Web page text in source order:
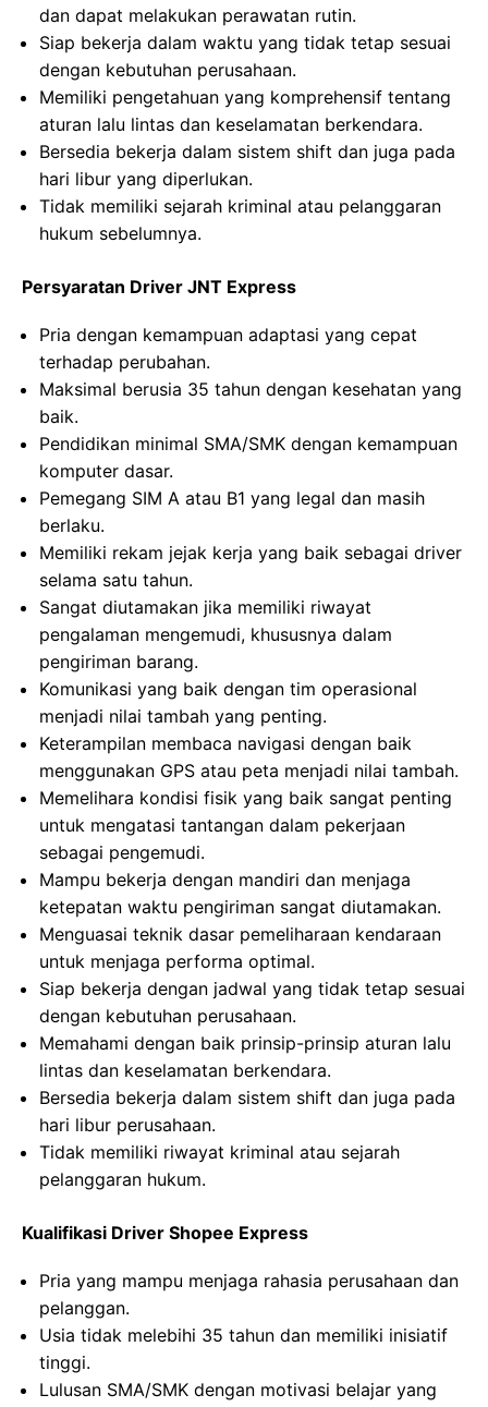
dan dapat melakukan perawatan rutin.
Siap bekerja dalam waktu yang tidak tetap sesuai
dengan kebutuhan perusahaan.
Memiliki pengetahuan yang komprehensif tentang
aturan lalu lintas dan keselamatan berkendara.
Bersedia bekerja dalam sistem shift dan juga pada
hari libur yang diperlukan.
Tidak memiliki sejarah kriminal atau pelanggaran
hukum sebelumnya.
Persyaratan Driver JNT Express
Pria dengan kemampuan adaptasi yang cepat
terhadap perubahan.
Maksimal berusia 35 tahun dengan kesehatan yang
baik.
Pendidikan minimal SMA/SMK dengan kemampuan
komputer dasar.
Pemegang SIM A atau B1 yang legal dan masih
berlaku.
Memiliki rekam jejak kerja yang baik sebagai driver
selama satu tahun.
Sangat diutamakan jika memiliki riwayat
pengalaman mengemudi, khususnya dalam
pengiriman barang.
Komunikasi yang baik dengan tim operasional
menjadi nilai tambah yang penting.
Keterampilan membaca navigasi dengan baik
menggunakan GPS atau peta menjadi nilai tambah.
Memelihara kondisi fisik yang baik sangat penting
untuk mengatasi tantangan dalam pekerjaan
sebagai pengemudi.
Mampu bekerja dengan mandiri dan menjaga
ketepatan waktu pengiriman sangat diutamakan.
Menguasai teknik dasar pemeliharaan kendaraan
untuk menjaga performa optimal.
Siap bekerja dengan jadwal yang tidak tetap sesuai
dengan kebutuhan perusahaan.
Memahami dengan baik prinsip-prinsip aturan lalu
lintas dan keselamatan berkendara.
Bersedia bekerja dalam sistem shift dan juga pada
hari libur perusahaan.
Tidak memiliki riwayat kriminal atau sejarah
pelanggaran hukum.
Kualifikasi Driver Shopee Express
Pria yang mampu menjaga rahasia perusahaan dan
pelanggan.
Usia tidak melebihi 35 tahun dan memiliki inisiatif
tinggi.
Lulusan SMA/SMK dengan motivasi belajar yang